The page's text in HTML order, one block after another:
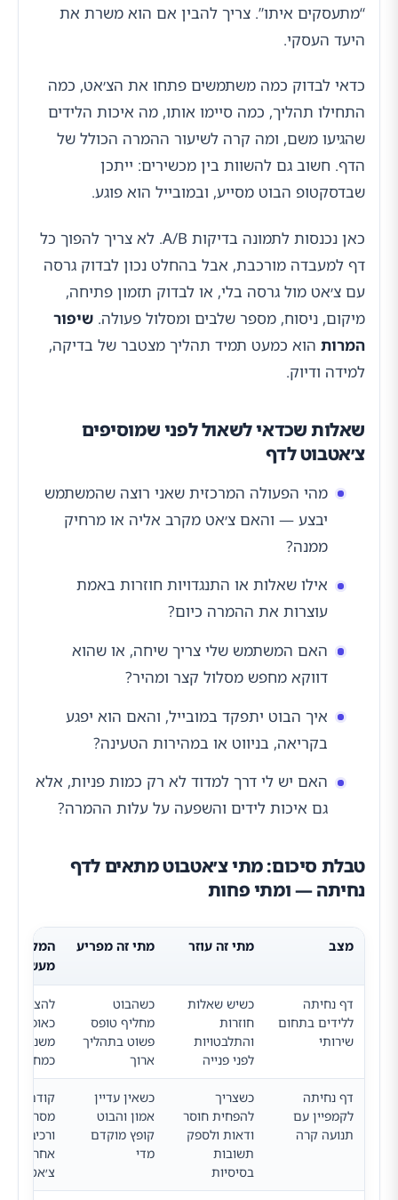
“מתעסקים איתו”. צריך להבין אם הוא משרת את
היעד העסקי.
כדאי לבדוק כמה משתמשים פתחו את הצ׳אט, כמה
התחילו תהליך, כמה סיימו אותו, מה איכות הלידים
שהגיעו משם, ומה קרה לשיעור ההמרה הכולל של
הדף. חשוב גם להשוות בין מכשירים: ייתכן
שבדסקטופ הבוט מסייע, ובמובייל הוא פוגע.
כאן נכנסות לתמונה בדיקות A/B. לא צריך להפוך כל
דף למעבדה מורכבת, אבל בהחלט נכון לבדוק גרסה
עם צ׳אט מול גרסה בלי, או לבדוק תזמון פתיחה,
מיקום, ניסוח, מספר שלבים ומסלול פעולה. שיפור
המרות הוא כמעט תמיד תהליך מצטבר של בדיקה,
למידה ודיוק.
שאלות שכדאי לשאול לפני שמוסיפים
צ׳אטבוט לדף
מהי הפעולה המרכזית שאני רוצה שהמשתמש
יבצע — והאם צ׳אט מקרב אליה או מרחיק
ממנה?
אילו שאלות או התנגדויות חוזרות באמת
עוצרות את ההמרה כיום?
האם המשתמש שלי צריך שיחה, או שהוא
דווקא מחפש מסלול קצר ומהיר?
איך הבוט יתפקד במובייל, והאם הוא יפגע
בקריאה, בניווט או במהירות הטעינה?
האם יש לי דרך למדוד לא רק כמות פניות, אלא
גם איכות לידים והשפעה על עלות ההמרה?
טבלת סיכום: מתי צ׳אטבוט מתאים לדף
נחיתה — ומתי פחות
מצב מתי זה עוזר מתי זה מפריע
המלצה
מעשית
דף נחיתה
ללידים בתחום
שירותי
כשיש שאלות
חוזרות
והתלבטויות
לפני פנייה
כשהבוט
מחליף טופס
פשוט בתהליך
ארוך
להציע
כאופציה
משנית, לא
כמחסום
דף נחיתה
לקמפיין עם
תנועה קרה
כשצריך
להפחית חוסר
ודאות ולספק
תשובות
בסיסיות
כשאין עדיין
אמון והבוט
קופץ מוקדם
מדי
קודם
מסר ברור
ורכיבי
אחר כך
צ׳אט